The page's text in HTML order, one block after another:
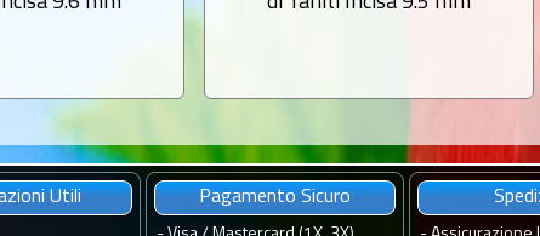
Utili Pagamento Sicuro